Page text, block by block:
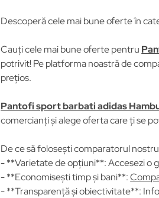
Descoperă cele mai bune oferte în
Cauți cele mai bune oferte pentru
potrivit! Pe platforma noastră de
prețios.
Pantofi sport barbati adidas
comercianți și alege oferta care ți se
De ce să folosești comparatorul
- **Varietate de opțiuni**: Accesezi o
- **Economisești timp și bani**:
- **Transparență și obiectivitate**: